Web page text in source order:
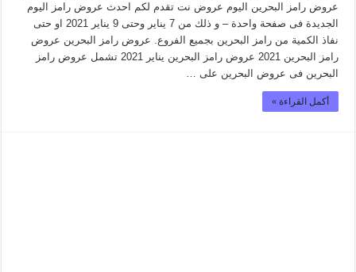
عروض رامز البحرين اليوم عروض نت تقدم لكم احدث عروض رامز اليوم
الجديدة فى صفحة واحدة – و ذلك من 7 يناير وحتى 9 يناير 2021 او حتى
نفاذ الكمية من رامز البحرين بجميع الفروع. عروض رامز البحرين عروض
رامز البحرين 2021 عروض رامز البحرين يناير 2021 تشمل عروض رامز
البحرين فى عروض البحرين على …
أكمل القراءة »